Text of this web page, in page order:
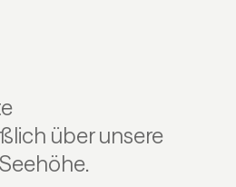
über unsere